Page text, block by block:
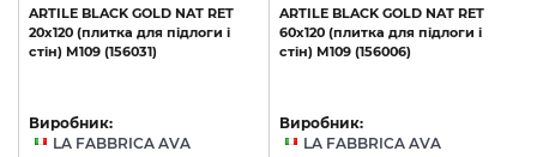
ARTILE BLACK GOLD NAT RET
20х120 (плитка для підлоги і
стін) M109 (156031)
Виробник:
LA FABBRICA AVA
ARTILE BLACK GOLD NAT RET
60х120 (плитка для підлоги і
стін) M109 (156006)
Виробник:
LA FABBRICA AVA